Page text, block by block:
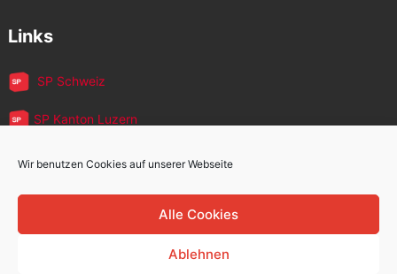
Wir benutzen Cookies auf unserer Webseite
Alle Cookies
Ablehnen
Links
SP Schweiz
SP Kanton Luzern
JUSO Luzern
SP MigrantInnen
SP 60+